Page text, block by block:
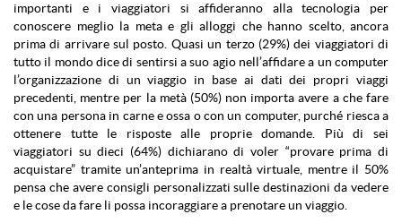
importanti e i viaggiatori si affideranno alla tecnologia per
conoscere meglio la meta e gli alloggi che hanno scelto, ancora
prima di arrivare sul posto. Quasi un terzo (29%) dei viaggiatori di
tutto il mondo dice di sentirsi a suo agio nell’affidare a un computer
l’organizzazione di un viaggio in base ai dati dei propri viaggi
precedenti, mentre per la metà (50%) non importa avere a che fare
con una persona in carne e ossa o con un computer, purché riesca a
ottenere tutte le risposte alle proprie domande. Più di sei
viaggiatori su dieci (64%) dichiarano di voler “provare prima di
acquistare” tramite un’anteprima in realtà virtuale, mentre il 50%
pensa che avere consigli personalizzati sulle destinazioni da vedere
e le cose da fare li possa incoraggiare a prenotare un viaggio.